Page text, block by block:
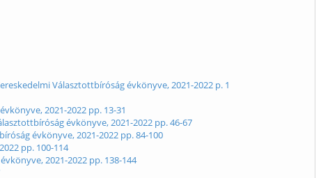
Választottbíróság évkönyve, 2021-2022 p. 1
2021-2022 pp. 13-31
évkönyve, 2021-2022 pp. 46-67
évkönyve, 2021-2022 pp. 84-100
pp. 100-114
2021-2022 pp. 138-144